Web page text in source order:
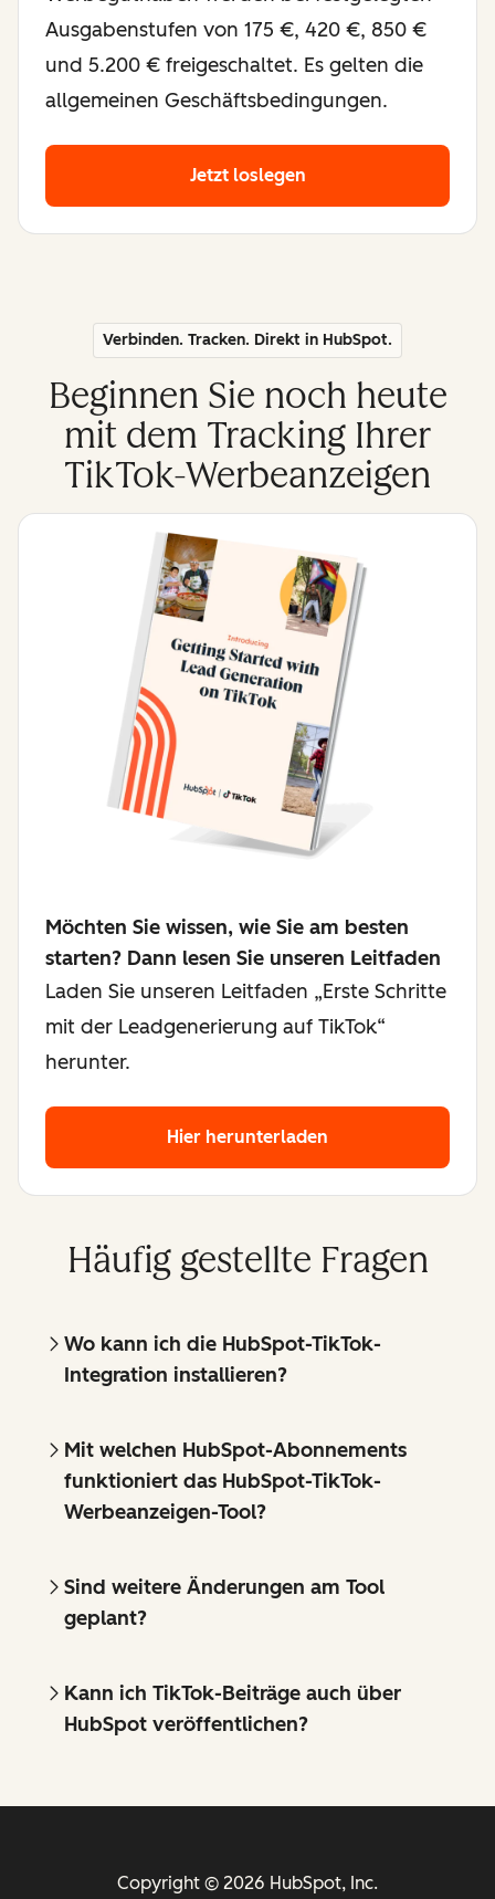
Ausgabenstufen von 175 €, 420 €, 850 €
und 5.200 € freigeschaltet. Es gelten die
allgemeinen Geschäftsbedingungen.
Jetzt loslegen
Verbinden. Tracken. Direkt in HubSpot.
Beginnen Sie noch heute
mit dem Tracking Ihrer
TikTok-Werbeanzeigen
Möchten Sie wissen, wie Sie am besten
starten? Dann lesen Sie unseren Leitfaden
Laden Sie unseren Leitfaden „Erste Schritte
mit der Leadgenerierung auf TikTok“
herunter.
Hier herunterladen
Häufig gestellte Fragen
Wo kann ich die HubSpot-TikTok-
Integration installieren?
Mit welchen HubSpot-Abonnements
funktioniert das HubSpot-TikTok-
Werbeanzeigen-Tool?
Sind weitere Änderungen am Tool
geplant?
Kann ich TikTok-Beiträge auch über
HubSpot veröffentlichen?
Copyright © 2026 HubSpot, Inc.